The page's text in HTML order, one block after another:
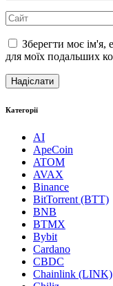
Зберегти моє ім'я,
для моїх подальших
Категорії
AI
ApeCoin
ATOM
AVAX
Binance
BitTorrent (BTT)
BNB
BTMX
Bybit
Cardano
CBDC
Chainlink (LINK)